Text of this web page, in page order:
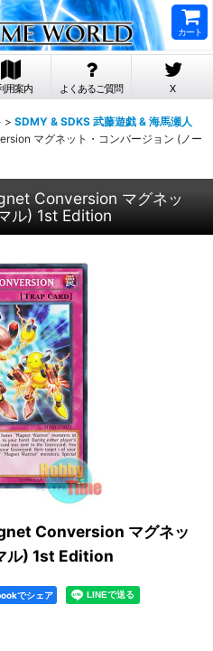
カート
用案内 よくあるご質問 X
> SDMY & SDKS 武藤遊戯 & 海馬瀬人
マグネット・コンバージョン (ノー
Conversion マグネッ
ル) 1st Edition
Conversion マグネッ
ル) 1st Edition
でシェア